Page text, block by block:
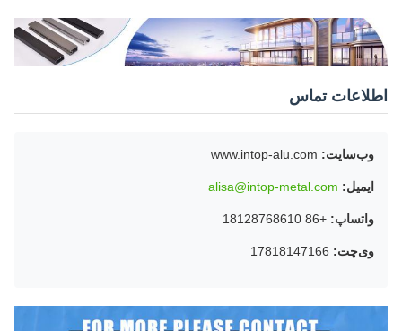
اطلاعات تماس
وب‌سایت:
ایمیل: alisa@intop-metal.com
واتساپ: +86 18128768610
وی‌چت: